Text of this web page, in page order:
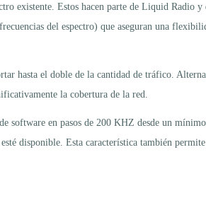
existente. Estos hacen parte de Liquid Radio
del espectro) que aseguran una
hasta el doble de la cantidad de tráfico.
la cobertura de la red.
software en pasos de 200 KHZ desde un
disponible. Esta característica también